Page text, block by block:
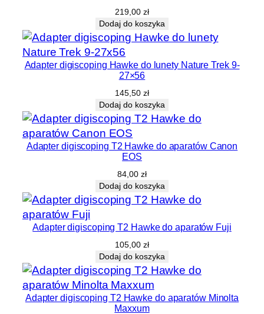
219,00 zł
Dodaj do koszyka
Adapter digiscoping Hawke do lunety Nature Trek 9-
27×56
145,50 zł
Dodaj do koszyka
Adapter digiscoping T2 Hawke do aparatów Canon
EOS
84,00 zł
Dodaj do koszyka
Adapter digiscoping T2 Hawke do aparatów Fuji
105,00 zł
Dodaj do koszyka
Adapter digiscoping T2 Hawke do aparatów Minolta
Maxxum